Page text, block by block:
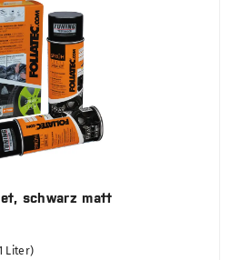
schwarz matt
Liter)